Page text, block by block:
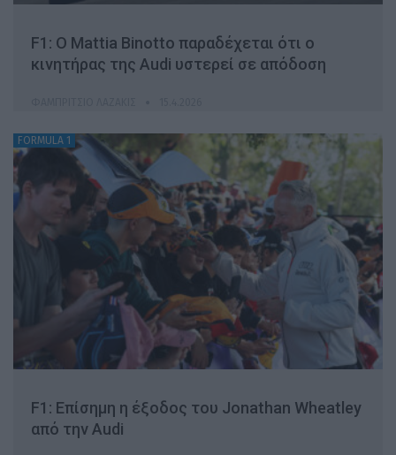
F1: Ο Mattia Binotto παραδέχεται ότι ο
κινητήρας της Audi υστερεί σε απόδοση
FORMULA 1
F1: Επίσημη η έξοδος του Jonathan Wheatley
από την Audi